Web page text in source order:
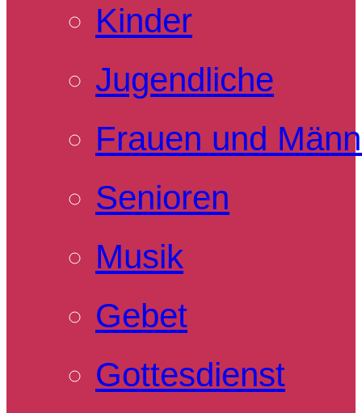
Kinder
Jugendliche
Frauen und
Senioren
Musik
Gebet
Gottesdienst